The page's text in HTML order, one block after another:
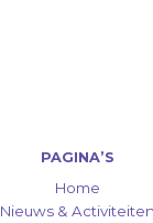
PAGINA’S
Home
Nieuws & Activiteiten